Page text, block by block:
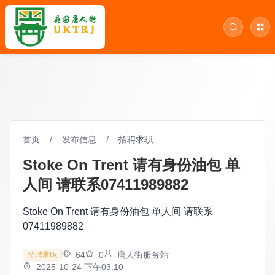
首页 / 发布信息 / 招聘求职
Stoke On Trent 请有身份油包 单
人间 请联系07411989882
Stoke On Trent 请有身份油包 单人间 请联系
07411989882
招聘求职 64 0
唐人街服务站
2025-10-24 下午03:10